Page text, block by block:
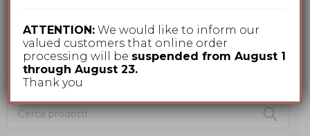
CERCA TRA I NOSTRI PRODOTTI
Cerca:
ATTENTION: We would like to inform our
valued customers that online order
processing will be suspended from August 1
through August 23.
Thank you